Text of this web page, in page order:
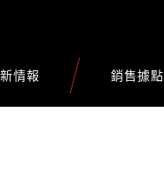
情報 銷售據點